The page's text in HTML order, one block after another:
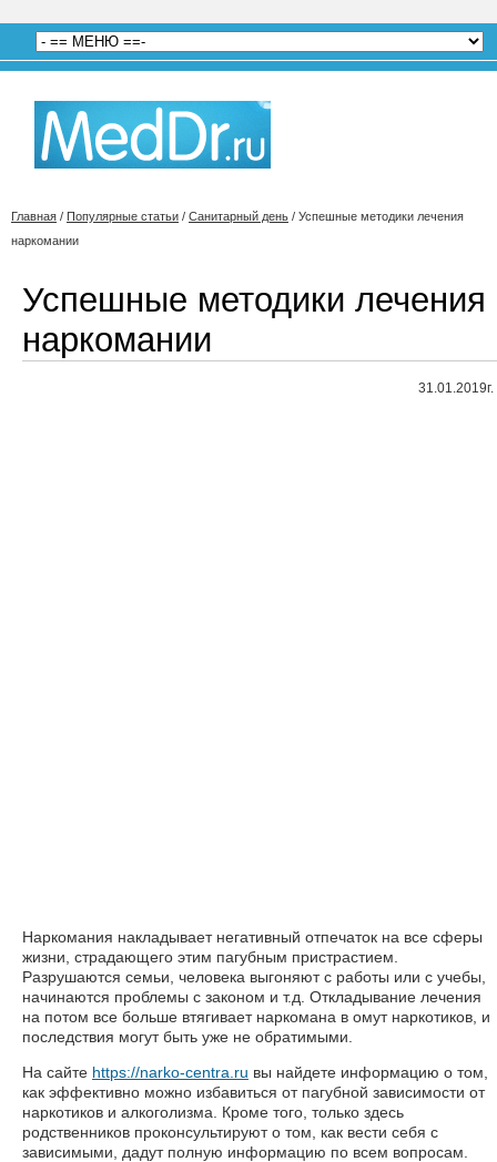
Главная / Популярные статьи / Санитарный день / Успешные методики лечения
наркомании
Успешные методики лечения
наркомании
31.01.2019г.
Наркомания накладывает негативный отпечаток на все сферы
жизни, страдающего этим пагубным пристрастием.
Разрушаются семьи, человека выгоняют с работы или с учебы,
начинаются проблемы с законом и т.д. Откладывание лечения
на потом все больше втягивает наркомана в омут наркотиков, и
последствия могут быть уже не обратимыми.
На сайте https://narko-centra.ru вы найдете информацию о том,
как эффективно можно избавиться от пагубной зависимости от
наркотиков и алкоголизма. Кроме того, только здесь
родственников проконсультируют о том, как вести себя с
зависимыми, дадут полную информацию по всем вопросам.